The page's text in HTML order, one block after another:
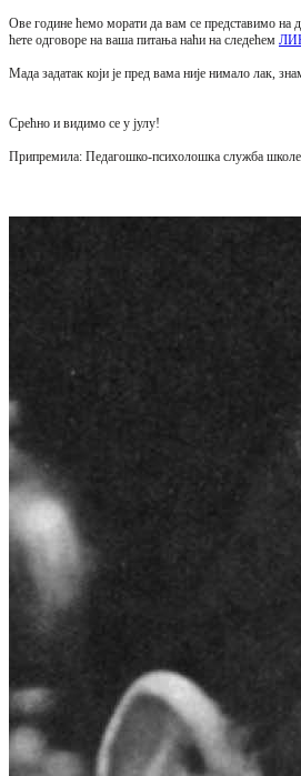
Ове године ћемо морати да вам се представимо на
ћете одговоре на ваша питања наћи на следећем
Мада задатак који је пред вама није нимало лак,
Срећно и видимо се у јулу!
Припремила: Педагошко-психолошка служба школе